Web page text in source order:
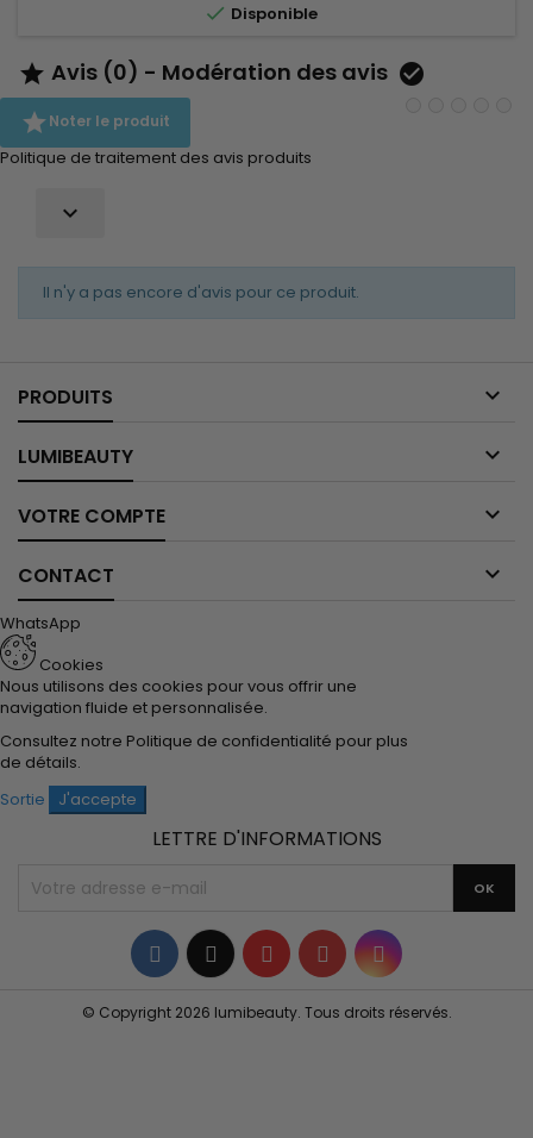
 Disponible
 Avis (0) - Modération des avis 
Noter le produit
Politique de traitement des avis produits

Il n'y a pas encore d'avis pour ce produit.
PRODUITS 
LUMIBEAUTY 
VOTRE COMPTE 
CONTACT 
WhatsApp
Cookies
Nous utilisons des cookies pour vous offrir une
navigation fluide et personnalisée.
Consultez notre Politique de confidentialité pour plus
de détails.
Sortie
J'accepte
LETTRE D'INFORMATIONS
Facebook
TwitterYouTubePinterestInstagram
© Copyright 2026 lumibeauty. Tous droits réservés.